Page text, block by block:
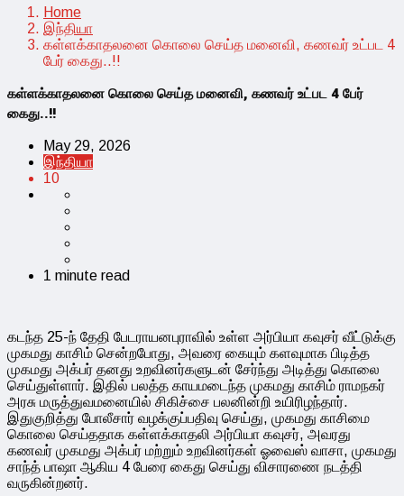
Home
இந்தியா
கள்ளக்காதலனை கொலை செய்த மனைவி, கணவர் உட்பட 4
பேர் கைது..!!
கள்ளக்காதலனை கொலை செய்த மனைவி, கணவர் உட்பட 4 பேர்
கைது..!!
May 29, 2026
இந்தியா
10
1 minute read
கடந்த 25-ந் தேதி பேடராயனபுராவில் உள்ள அர்பியா கவுசர் வீட்டுக்கு
முகமது காசிம் சென்றபோது, அவரை கையும் களவுமாக பிடித்த
முகமது அக்பர் தனது உறவினர்களுடன் சேர்ந்து அடித்து கொலை
செய்துள்ளார். இதில் பலத்த காயமடைந்த முகமது காசிம் ராமநகர்
அரசு மருத்துவமனையில் சிகிச்சை பலனின்றி உயிரிழந்தார்.
இதுகுறித்து போலீசார் வழக்குப்பதிவு செய்து, முகமது காசிமை
கொலை செய்ததாக கள்ளக்காதலி அர்பியா கவுசர், அவரது
கணவர் முகமது அக்பர் மற்றும் உறவினர்கள் ஓவைஸ் வாசா, முகமது
சாந்த் பாஷா ஆகிய 4 பேரை கைது செய்து விசாரணை நடத்தி
வருகின்றனர்.